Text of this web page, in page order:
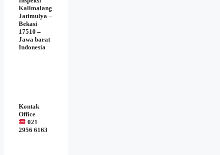
Kalimalang
Jatimulya –
Bekasi
17510 –
Jawa barat
Indonesia
Kontak
Office
021 –
2956 6163